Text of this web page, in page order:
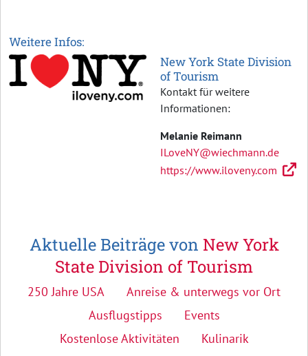
Weitere Infos:
New York State Division
of Tourism
Kontakt für weitere
Informationen:
Melanie Reimann
ILoveNY@wiechmann.de
https://www.iloveny.com
Aktuelle Beiträge von New York
State Division of Tourism
250 Jahre USA
Anreise & unterwegs vor Ort
Ausflugstipps
Events
Kostenlose Aktivitäten
Kulinarik